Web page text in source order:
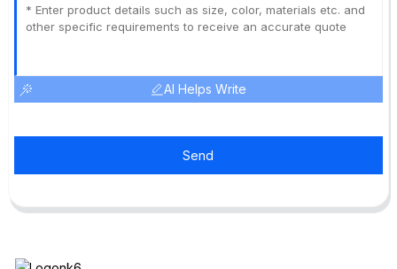
AI Helps Write
Send